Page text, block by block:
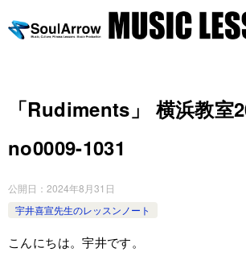
「Rudiments」 横浜教室
no0009-1031
公開日： 2024年8月31日
宇井喜宣先生のレッスンノート
こんにちは。宇井です。